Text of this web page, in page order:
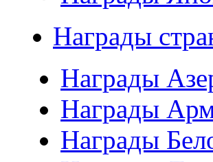
Награды
Награды
Награды
Награды